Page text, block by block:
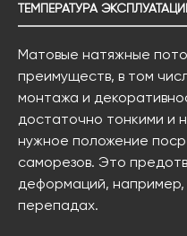
ТЕМПЕРАТУРА
Матовые натяжные
преимуществ, в том
монтажа и
достаточно тонкими и
нужное положение
саморезов. Это
деформаций,
перепадах.